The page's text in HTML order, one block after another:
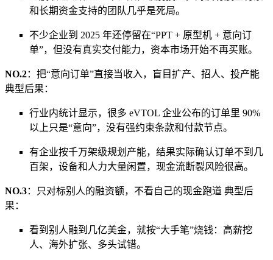
和长期资金支持的团队几乎是死局。
不少企业到 2025 年还停留在“PPT + 原型机 + 意向订
单”，但没有真实交付能力，资本市场开始不再买账。
NO.2：把“意向订单”直接当收入，盲目扩产、招人、投产能
典型后果：
行业内统计显示，很多 eVTOL 企业公布的订单里 90%
以上只是“意向”，没有强约束条款和付款节点。
有企业按千万架级规划产能，结果实际确认订单不到几
百架，设备和人力大量闲置，现金流断裂风险很高。
NO.3：只对标别人的融资额，不看自己的现金跑道 典型后
果：
看到别人融到几亿美金，就按“大手笔”烧钱：高薪挖
人、海外扩张、多头试错。